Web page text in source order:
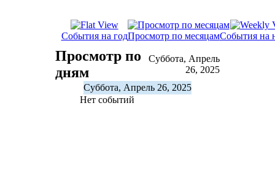
События на годПросмотр по месяцамСобытия на
Просмотр по
дням
Суббота, Апрель
26, 2025
Суббота, Апрель 26, 2025
Нет событий